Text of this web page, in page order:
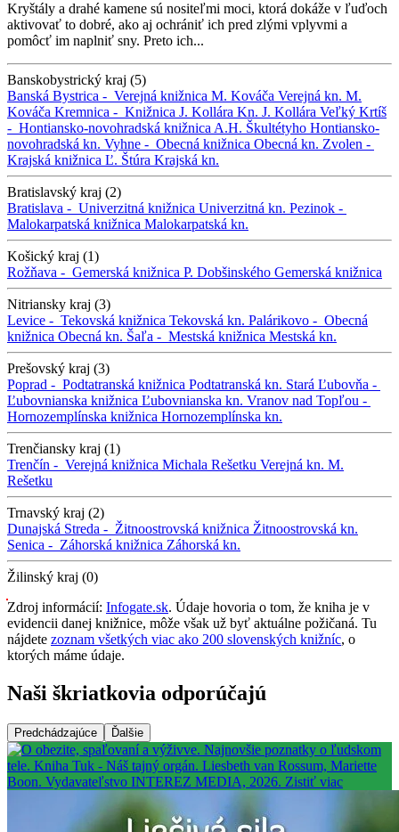
Kryštály a drahé kamene sú nositeľmi moci, ktorá dokáže v ľuďoch
aktivovať to dobré, ako aj ochrániť ich pred zlými vplyvmi a
pomôcť im naplniť sny. Preto ich...
Banskobystrický kraj (5)
Banská Bystrica - Verejná knižnica M. Kováča Verejná kn. M.
Kováča Kremnica - Knižnica J. Kollára Kn. J. Kollára Veľký Krtíš
- Hontiansko-novohradská knižnica A.H. Škultétyho Hontiansko-
novohradská kn. Vyhne - Obecná knižnica Obecná kn. Zvolen -
Krajská knižnica Ľ. Štúra Krajská kn.
Bratislavský kraj (2)
Bratislava - Univerzitná knižnica Univerzitná kn. Pezinok -
Malokarpatská knižnica Malokarpatská kn.
Košický kraj (1)
Rožňava - Gemerská knižnica P. Dobšinského Gemerská knižnica
Nitriansky kraj (3)
Levice - Tekovská knižnica Tekovská kn. Palárikovo - Obecná
knižnica Obecná kn. Šaľa - Mestská knižnica Mestská kn.
Prešovský kraj (3)
Poprad - Podtatranská knižnica Podtatranská kn. Stará Ľubovňa -
Ľubovnianska knižnica Ľubovnianska kn. Vranov nad Topľou -
Hornozemplínska knižnica Hornozemplínska kn.
Trenčiansky kraj (1)
Trenčín - Verejná knižnica Michala Rešetku Verejná kn. M.
Rešetku
Trnavský kraj (2)
Dunajská Streda - Žitnoostrovská knižnica Žitnoostrovská kn.
Senica - Záhorská knižnica Záhorská kn.
Žilinský kraj (0)
Zdroj informácií: Infogate.sk. Údaje hovoria o tom, že kniha je v
evidencii danej knižnice, môže však už byť aktuálne požičaná. Tu
nájdete zoznam všetkých viac ako 200 slovenských knižníc, o
ktorých máme údaje.
Naši škriatkovia odporúčajú
Predchádzajúce Ďalšie